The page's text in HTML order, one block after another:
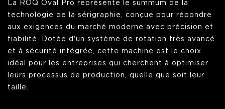
La ROQ Oval Pro représente le summum de la
technologie de la sérigraphie, conçue pour répondre
aux exigences du marché moderne avec précision et
fiabilité. Dotée d'un système de rotation très avancé
et à sécurité intégrée, cette machine est le choix
idéal pour les entreprises qui cherchent à optimiser
leurs processus de production, quelle que soit leur
taille.